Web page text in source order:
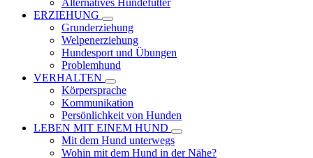
Alternatives Hundefutter
ERZIEHUNG
Grunderziehung
Welpenerziehung
Hundesport und Übungen
Problemhund
VERHALTEN
Körpersprache
Kommunikation
Persönlichkeit von Hunden
LEBEN MIT EINEM HUND
Mit dem Hund unterwegs
Wohin mit dem Hund in der Nähe?